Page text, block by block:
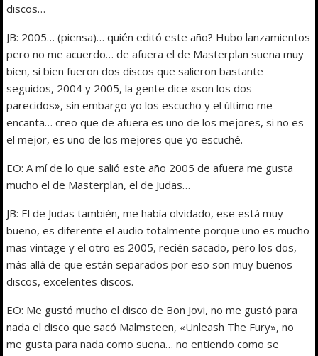
discos…
JB: 2005… (piensa)… quién editó este año? Hubo lanzamientos
pero no me acuerdo… de afuera el de Masterplan suena muy
bien, si bien fueron dos discos que salieron bastante
seguidos, 2004 y 2005, la gente dice «son los dos
parecidos», sin embargo yo los escucho y el último me
encanta… creo que de afuera es uno de los mejores, si no es
el mejor, es uno de los mejores que yo escuché.
EO: A mí de lo que salió este año 2005 de afuera me gusta
mucho el de Masterplan, el de Judas…
JB: El de Judas también, me había olvidado, ese está muy
bueno, es diferente el audio totalmente porque uno es mucho
mas vintage y el otro es 2005, recién sacado, pero los dos,
más allá de que están separados por eso son muy buenos
discos, excelentes discos.
EO: Me gustó mucho el disco de Bon Jovi, no me gustó para
nada el disco que sacó Malmsteen, «Unleash The Fury», no
me gusta para nada como suena… no entiendo como se